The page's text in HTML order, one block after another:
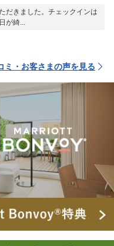
だきました。チェックインは
が綺...
ミ・お客さまの声を見る